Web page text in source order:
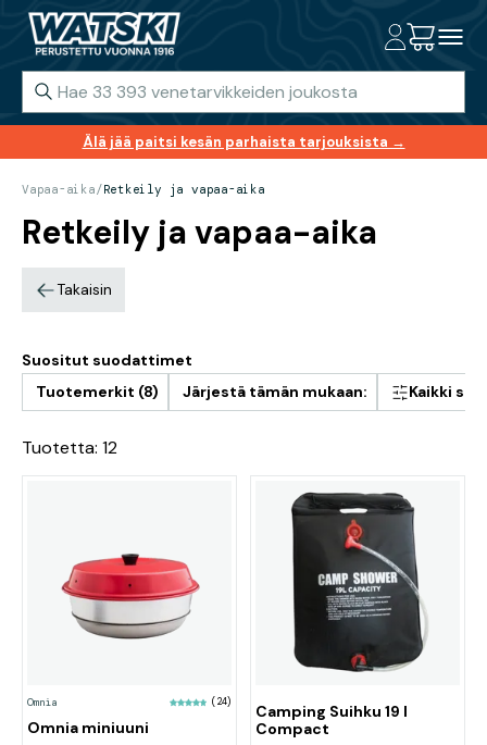
Älä jää paitsi kesän parhaista tarjouksista →
Vapaa-aika/Retkeily ja vapaa-aika
Retkeily ja vapaa-aika
Takaisin
Suositut suodattimet
Tuotemerkit (8)
Järjestä tämän mukaan: Kaikki
Tuotetta: 12
Omnia (24)
Omnia miniuuni
Camping Suihku 19 l
Compact